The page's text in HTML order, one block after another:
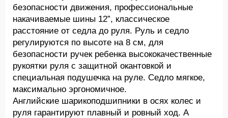
безопасности движения, профессиональные
накачиваемые шины 12”, классическое
расстояние от седла до руля. Руль и седло
регулируются по высоте на 8 см, для
безопасности ручек ребенка высококачественные
рукоятки руля с защитной окантовкой и
специальная подушечка на руле. Седло мягкое,
максимально эргономичное.
Английские шарикоподшипники в осях колес и
руля гарантируют плавный и ровный ход. А